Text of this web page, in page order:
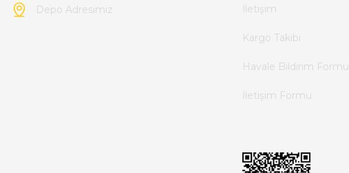
Havale ile odeme yaptim ve tedirgindim ama
Depo Adresimiz
İletişim
Kargo Takibi
Havale Bildirim Formu
İletişim Formu